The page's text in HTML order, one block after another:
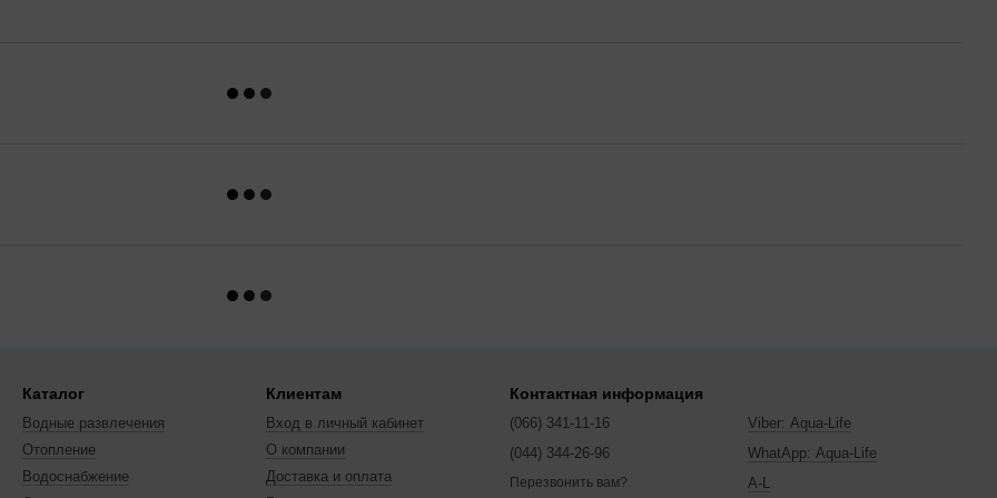
Каталог
Водные развлечения
Отопление
Водоснабжение
Клиентам
Вход в личный кабинет
О компании
Доставка и оплата
Контактная информация
(066) 341-11-16
(044) 344-26-96
Перезвонить вам?
Viber: Aqua-Life
WhatApp: Aqua-Life
A-L